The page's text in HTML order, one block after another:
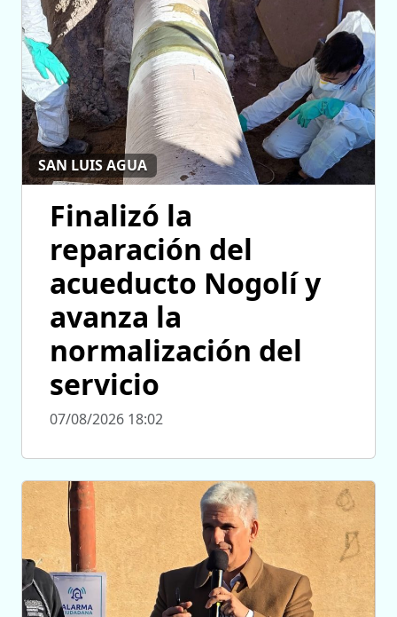
SAN LUIS AGUA
Finalizó la
reparación del
acueducto Nogolí y
avanza la
normalización del
servicio
07/08/2026 18:02